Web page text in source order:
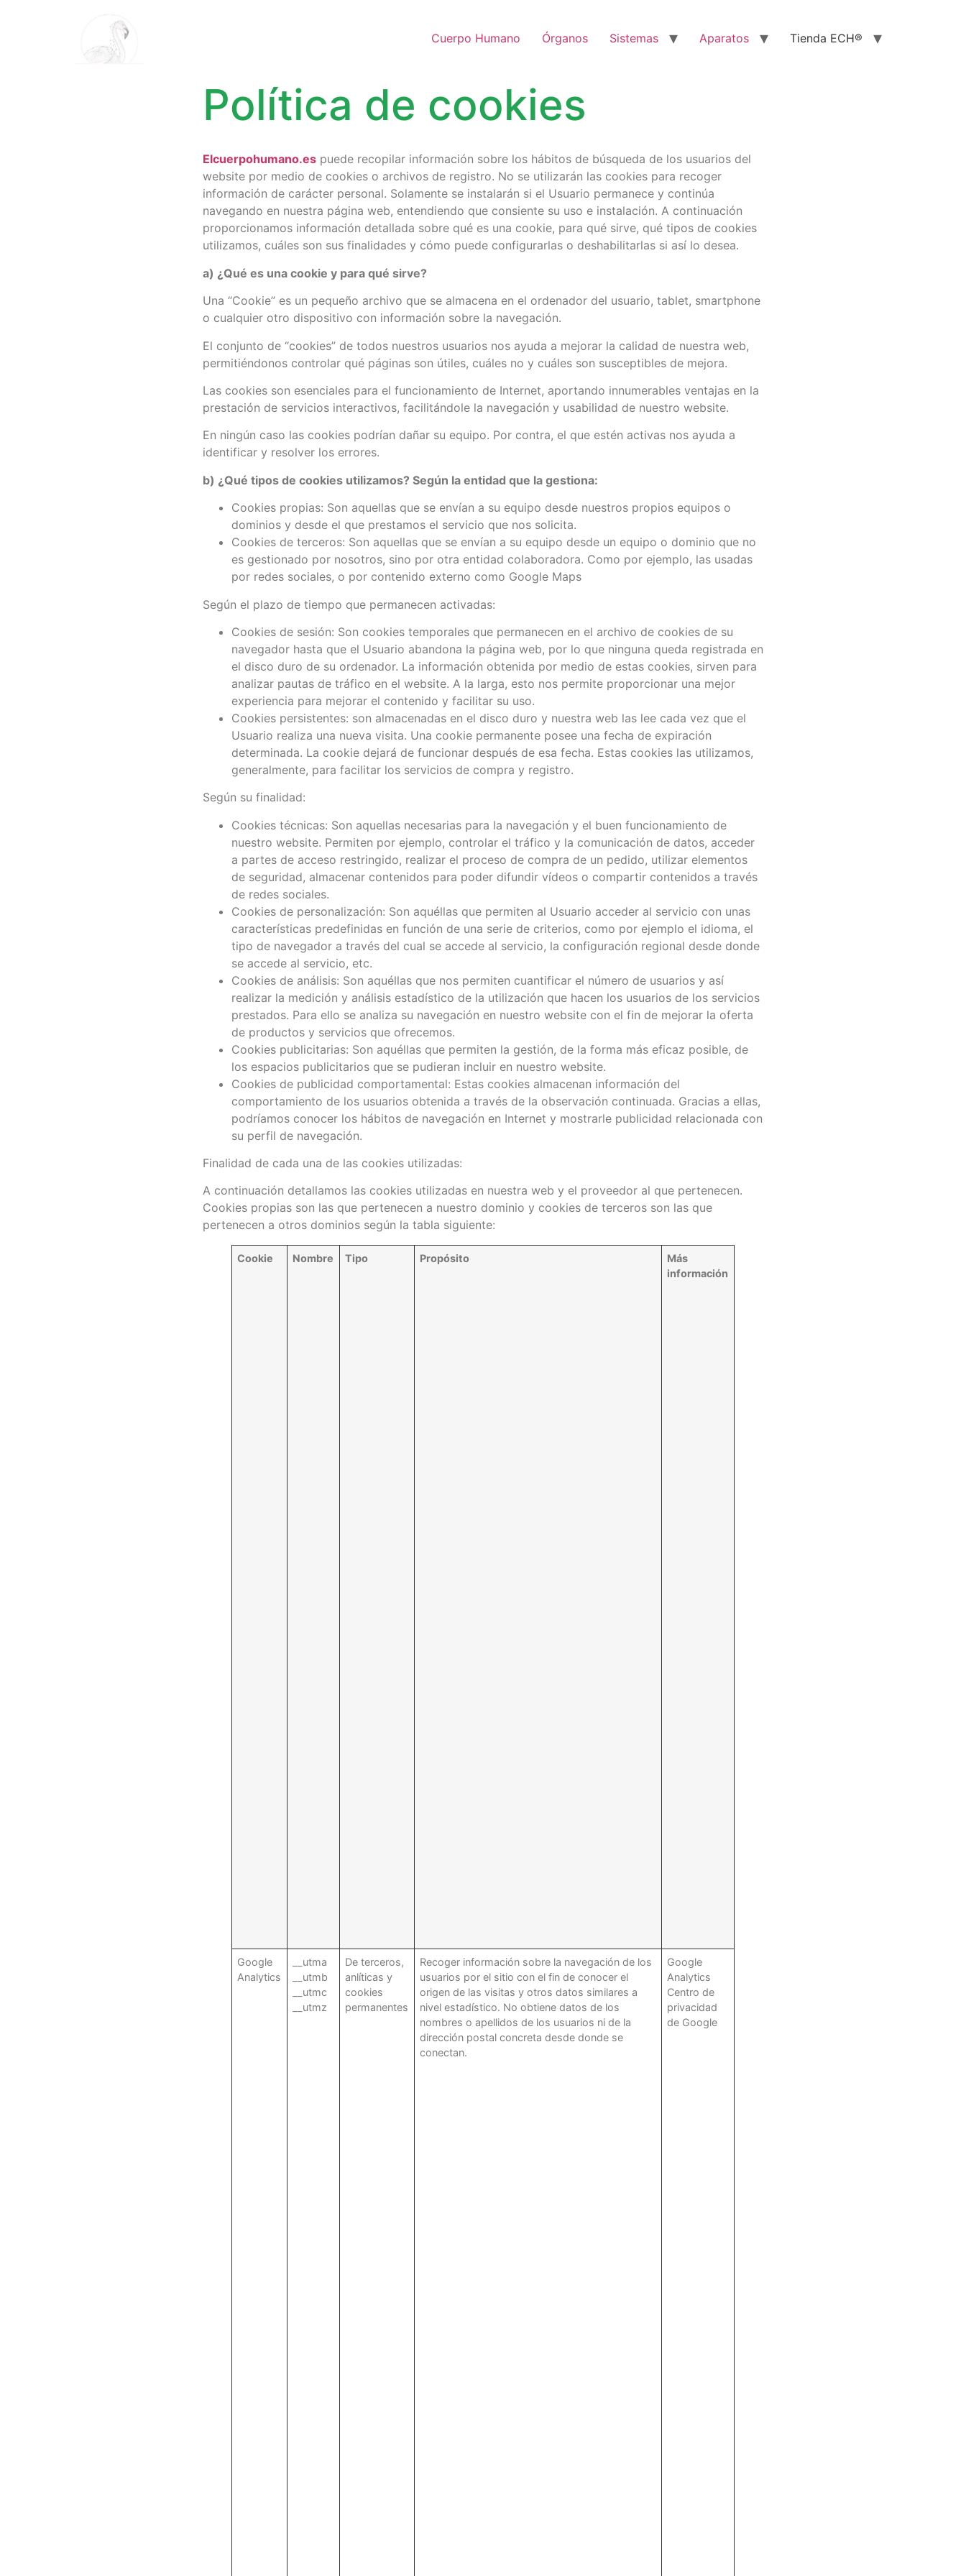
Cuerpo Humano Órganos Sistemas Aparatos Tienda ECH®
Política de cookies
Elcuerpohumano.es puede recopilar información sobre los hábitos de búsqueda de los usuarios del
website por medio de cookies o archivos de registro. No se utilizarán las cookies para recoger
información de carácter personal. Solamente se instalarán si el Usuario permanece y continúa
navegando en nuestra página web, entendiendo que consiente su uso e instalación. A continuación
proporcionamos información detallada sobre qué es una cookie, para qué sirve, qué tipos de cookies
utilizamos, cuáles son sus finalidades y cómo puede configurarlas o deshabilitarlas si así lo desea.
a) ¿Qué es una cookie y para qué sirve?
Una “Cookie” es un pequeño archivo que se almacena en el ordenador del usuario, tablet, smartphone
o cualquier otro dispositivo con información sobre la navegación.
El conjunto de “cookies” de todos nuestros usuarios nos ayuda a mejorar la calidad de nuestra web,
permitiéndonos controlar qué páginas son útiles, cuáles no y cuáles son susceptibles de mejora.
Las cookies son esenciales para el funcionamiento de Internet, aportando innumerables ventajas en la
prestación de servicios interactivos, facilitándole la navegación y usabilidad de nuestro website.
En ningún caso las cookies podrían dañar su equipo. Por contra, el que estén activas nos ayuda a
identificar y resolver los errores.
b) ¿Qué tipos de cookies utilizamos? Según la entidad que la gestiona:
Cookies propias: Son aquellas que se envían a su equipo desde nuestros propios equipos o
dominios y desde el que prestamos el servicio que nos solicita.
Cookies de terceros: Son aquellas que se envían a su equipo desde un equipo o dominio que no
es gestionado por nosotros, sino por otra entidad colaboradora. Como por ejemplo, las usadas
por redes sociales, o por contenido externo como Google Maps
Según el plazo de tiempo que permanecen activadas:
Cookies de sesión: Son cookies temporales que permanecen en el archivo de cookies de su
navegador hasta que el Usuario abandona la página web, por lo que ninguna queda registrada en
el disco duro de su ordenador. La información obtenida por medio de estas cookies, sirven para
analizar pautas de tráfico en el website. A la larga, esto nos permite proporcionar una mejor
experiencia para mejorar el contenido y facilitar su uso.
Cookies persistentes: son almacenadas en el disco duro y nuestra web las lee cada vez que el
Usuario realiza una nueva visita. Una cookie permanente posee una fecha de expiración
determinada. La cookie dejará de funcionar después de esa fecha. Estas cookies las utilizamos,
generalmente, para facilitar los servicios de compra y registro.
Según su finalidad:
Cookies técnicas: Son aquellas necesarias para la navegación y el buen funcionamiento de
nuestro website. Permiten por ejemplo, controlar el tráfico y la comunicación de datos, acceder
a partes de acceso restringido, realizar el proceso de compra de un pedido, utilizar elementos
de seguridad, almacenar contenidos para poder difundir vídeos o compartir contenidos a través
de redes sociales.
Cookies de personalización: Son aquéllas que permiten al Usuario acceder al servicio con unas
características predefinidas en función de una serie de criterios, como por ejemplo el idioma, el
tipo de navegador a través del cual se accede al servicio, la configuración regional desde donde
se accede al servicio, etc.
Cookies de análisis: Son aquéllas que nos permiten cuantificar el número de usuarios y así
realizar la medición y análisis estadístico de la utilización que hacen los usuarios de los servicios
prestados. Para ello se analiza su navegación en nuestro website con el fin de mejorar la oferta
de productos y servicios que ofrecemos.
Cookies publicitarias: Son aquéllas que permiten la gestión, de la forma más eficaz posible, de
los espacios publicitarios que se pudieran incluir en nuestro website.
Cookies de publicidad comportamental: Estas cookies almacenan información del
comportamiento de los usuarios obtenida a través de la observación continuada. Gracias a ellas,
podríamos conocer los hábitos de navegación en Internet y mostrarle publicidad relacionada con
su perfil de navegación.
Finalidad de cada una de las cookies utilizadas:
A continuación detallamos las cookies utilizadas en nuestra web y el proveedor al que pertenecen.
Cookies propias son las que pertenecen a nuestro dominio y cookies de terceros son las que
pertenecen a otros dominios según la tabla siguiente:
Cookie Nombre Tipo Propósito
Más
información
Google
Analytics
__utma
__utmb
__utmc
__utmz
De terceros,
anlíticas y
cookies
permanentes
Recoger información sobre la navegación de los
usuarios por el sitio con el fin de conocer el
origen de las visitas y otros datos similares a
nivel estadístico. No obtiene datos de los
nombres o apellidos de los usuarios ni de la
dirección postal concreta desde donde se
conectan.
Google
Analytics
Centro de
privacidad
de Google